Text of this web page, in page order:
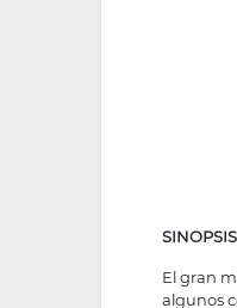
SINOPSIS
El gran
algunos